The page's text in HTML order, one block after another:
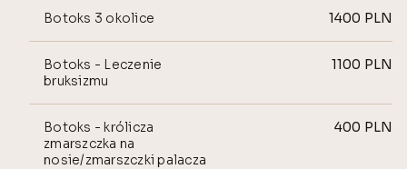
Botoks 3 okolice 1400 PLN
Botoks - Leczenie
bruksizmu
1100 PLN
Botoks - królicza
zmarszczka na
nosie/zmarszczki palacza
400 PLN